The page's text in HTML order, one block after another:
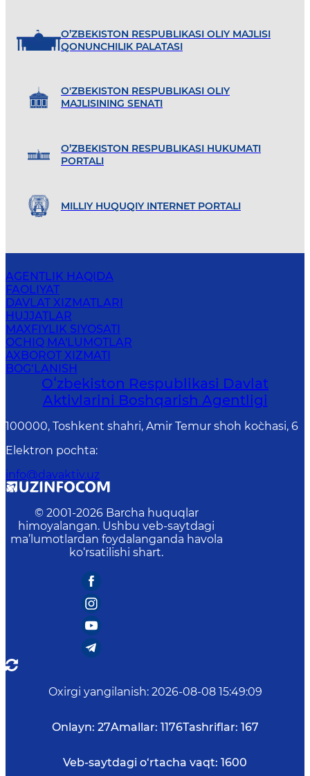
O’ZBEKISTON RESPUBLIKASI OLIY MAJLISI
QONUNCHILIK PALATASI
O'ZBEKISTON RESPUBLIKASI OLIY
MAJLISINING SENATI
O’ZBEKISTON RESPUBLIKASI HUKUMATI
PORTALI
MILLIY HUQUQIY INTERNET PORTALI
AGENTLIK HAQIDA
FAOLIYAT
DAVLAT XIZMATLARI
HUJJATLAR
MAXFIYLIK SIYOSATI
OCHIQ MA'LUMOTLAR
AXBOROT XIZMATI
BOG‘LANISH
Oʻzbekiston Respublikasi Davlat
Aktivlarini Boshqarish Agentligi
100000, Toshkent shahri, Amir Temur shoh ko`chasi, 6
Elektron pochta:
info@davaktiv.uz
© 2001-2026 Barcha huquqlar
himoyalangan. Ushbu veb-saytdagi
ma’lumotlardan foydalanganda havola
ko‘rsatilishi shart.
Oxirgi yangilanish: 2026-08-08 15:49:09
Onlayn: 27Amallar: 1176Tashriflar: 167
Veb-saytdagi o‘rtacha vaqt: 1600